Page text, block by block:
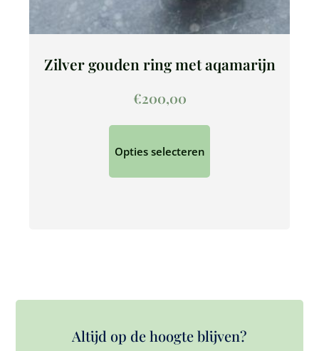
Zilver gouden ring met aqamarijn
€200,00
Opties selecteren
Altijd op de hoogte blijven?